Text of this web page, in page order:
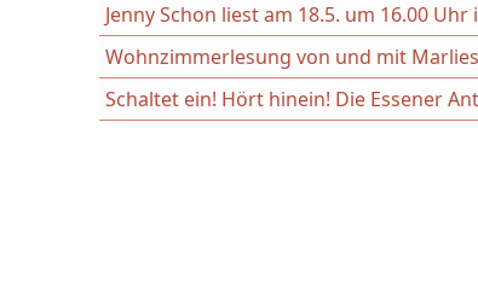
Jenny Schon liest am 18.5. um 16.00
Wohnzimmerlesung von und mit
Schaltet ein! Hört hinein! Die Essener